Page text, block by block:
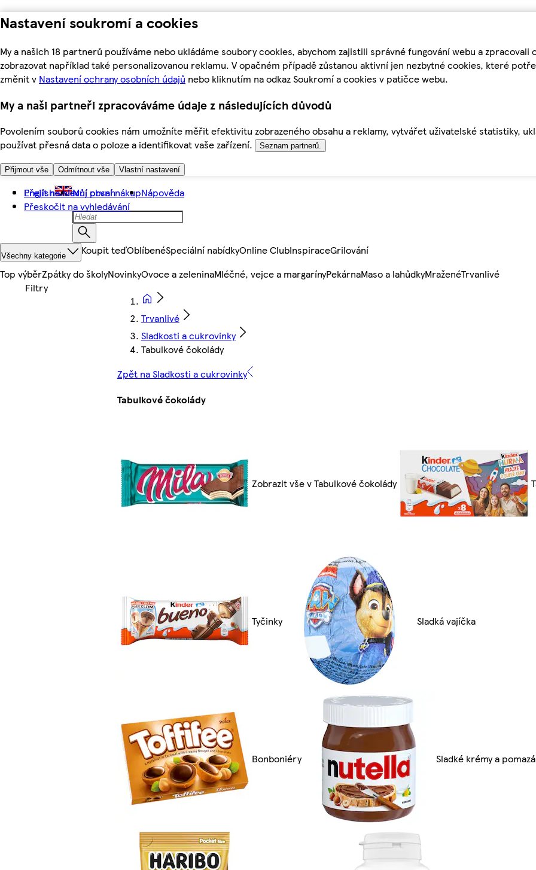
Nastavení soukromí a cookies
My a našich 18 partnerů používáme nebo ukládáme soubory cookies, abychom zajistili správné fungování webu a
zobrazovat například také personalizovanou reklamu. V opačném případě zůstanou aktivní jen nezbytné cookies, které
změnit v Nastavení ochrany osobních údajů nebo kliknutím na odkaz Soukromí a cookies v patičce webu.
My a naši partneři zpracováváme údaje z následujících důvodů
Povolením souborů cookies nám umožníte měřit efektivitu zobrazeného obsahu a reklamy, vytvářet uživatelské statistiky,
používat přesná data o poloze a identifikovat vaše zařízení.
Seznam partnerů.
Přijmout vše Odmítnout vše Vlastní nastavení
Přejít na hlavní obsah
Přeskočit na vyhledávání
English Můj první nákupNápověda
Všechny kategorie Koupit teďOblíbenéSpeciální nabídkyOnline ClubInspiraceGrilování
Top výběrZpátky do školyNovinkyOvoce a zeleninaMléčné, vejce a margarínyPekárnaMaso a lahůdkyMraženéTrvanlivé
Trvanlivé
Sladkosti a cukrovinky
Tabulkové čokolády
Zpět na Sladkosti a cukrovinky
Tabulkové čokolády
Zobrazit vše v Tabulkové čokolády
Tyčinky Sladká vajíčka
Bonboniéry Sladké krémy a